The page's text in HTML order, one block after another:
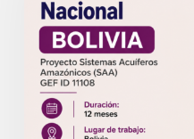
Asistente
Técnico
Nacional
del
Proyecto
SAA